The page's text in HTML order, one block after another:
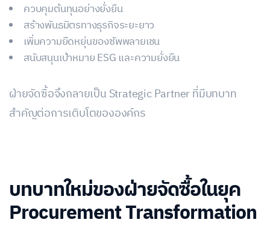
ควบคุมต้นทุนอย่างยั่งยืน
สร้างพันธมิตรทางธุรกิจระยะยาว
เพิ่มความยืดหยุ่นของซัพพลายเชน
สนับสนุนเป้าหมาย ESG และความยั่งยืน
ฝ่ายจัดซื้อจึงกลายเป็น Strategic Partner ที่มีบทบาท
สำคัญต่อการเติบโตขององค์กร
บทบาทใหม่ของฝ่ายจัดซื้อในยุค
Procurement Transformation